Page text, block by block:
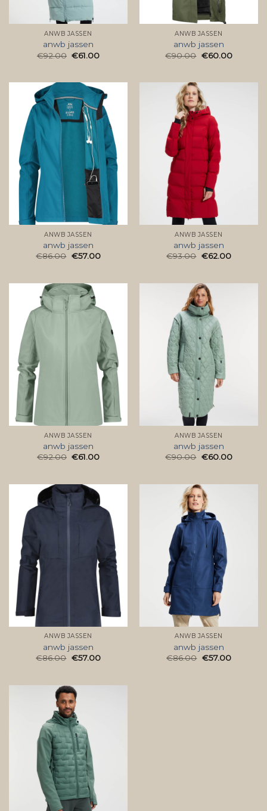
ANWB JASSEN
anwb jassen
€92.00 €61.00
ANWB JASSEN
anwb jassen
€90.00 €60.00
ANWB JASSEN
anwb jassen
€86.00 €57.00
ANWB JASSEN
anwb jassen
€93.00 €62.00
ANWB JASSEN
anwb jassen
€92.00 €61.00
ANWB JASSEN
anwb jassen
€90.00 €60.00
ANWB JASSEN
anwb jassen
€86.00 €57.00
ANWB JASSEN
anwb jassen
€86.00 €57.00